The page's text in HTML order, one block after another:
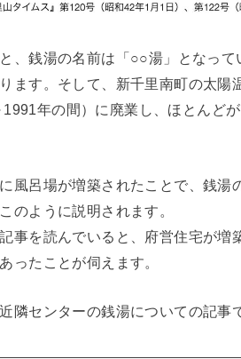
、銭湯の名前は「○○湯」となっ
ます。そして、新千里南町の太
年の間）に廃業し、ほとんど
風呂場が増築されたことで、銭
のように説明されます。
事を読んでいると、府営住宅が
ったことが伺えます。
隣センターの銭湯についての記事